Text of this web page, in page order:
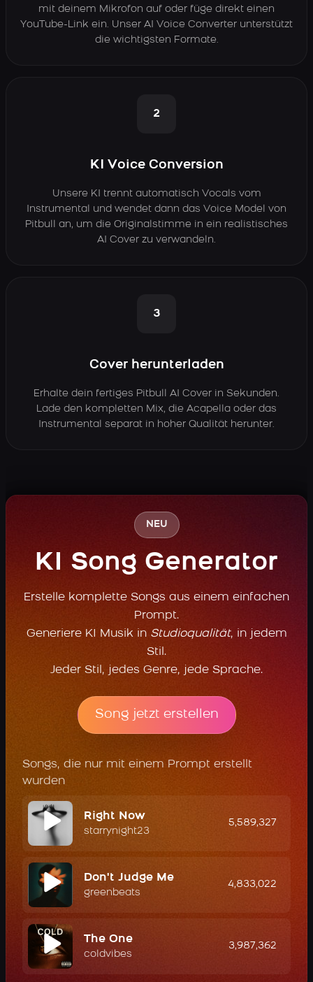
mit deinem Mikrofon auf oder füge direkt einen
YouTube-Link ein. Unser AI Voice Converter unterstützt
die wichtigsten Formate.
2
KI Voice Conversion
Unsere KI trennt automatisch Vocals vom
Instrumental und wendet dann das Voice Model von
Pitbull an, um die Originalstimme in ein realistisches
AI Cover zu verwandeln.
3
Cover herunterladen
Erhalte dein fertiges Pitbull AI Cover in Sekunden.
Lade den kompletten Mix, die Acapella oder das
Instrumental separat in hoher Qualität herunter.
NEU
KI Song Generator
Erstelle komplette Songs aus einem einfachen
Prompt.
Generiere KI Musik in Studioqualität, in jedem
Stil.
Jeder Stil, jedes Genre, jede Sprache.
Song jetzt erstellen
Songs, die nur mit einem Prompt erstellt
wurden
Right Now
starrynight23
5,589,327
Don't Judge Me
greenbeats
4,833,022
The One
coldvibes
3,987,362